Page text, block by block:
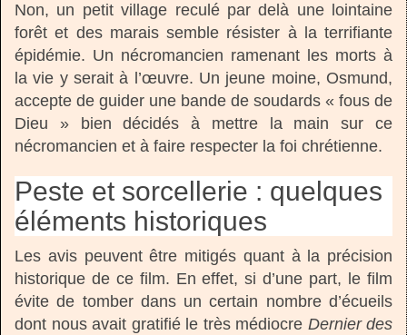
Non, un petit village reculé par delà une lointaine
forêt et des marais semble résister à la terrifiante
épidémie. Un nécromancien ramenant les morts à
la vie y serait à l’œuvre. Un jeune moine, Osmund,
accepte de guider une bande de soudards « fous de
Dieu » bien décidés à mettre la main sur ce
nécromancien et à faire respecter la foi chrétienne.
Peste et sorcellerie : quelques
éléments historiques
Les avis peuvent être mitigés quant à la précision
historique de ce film. En effet, si d’une part, le film
évite de tomber dans un certain nombre d’écueils
dont nous avait gratifié le très médiocre Dernier des